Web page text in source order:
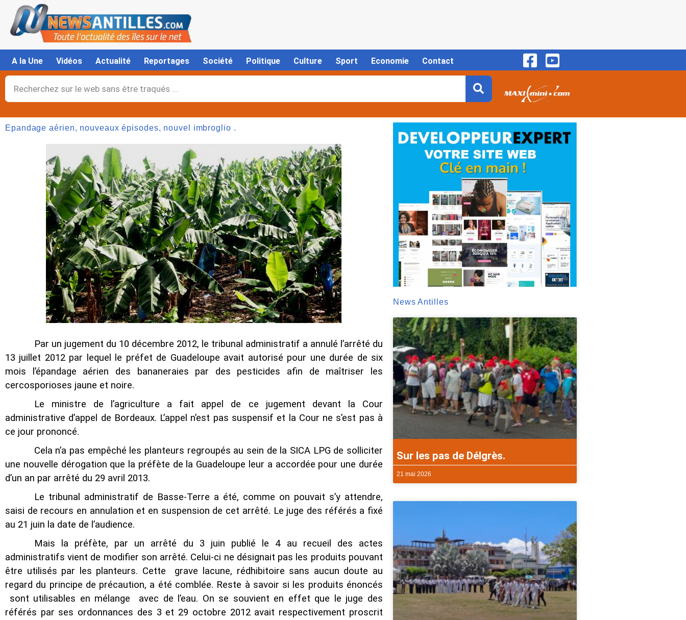
contenu
A la Une Vidéos Actualité Reportages Société Politique Culture Sport Economie Contact
Rechercher
Epandage aérien, nouveaux épisodes, nouvel imbroglio .
Par un jugement du 10 décembre 2012, le tribunal administratif a annulé l’arrêté du
13 juillet 2012 par lequel le préfet de Guadeloupe avait autorisé pour une durée de six
mois l’épandage aérien des bananeraies par des pesticides afin de maîtriser les
cercosporioses jaune et noire.
Le ministre de l’agriculture a fait appel de ce jugement devant la Cour
administrative d’appel de Bordeaux. L’appel n’est pas suspensif et la Cour ne s’est pas à
ce jour prononcé.
Cela n’a pas empêché les planteurs regroupés au sein de la SICA LPG de solliciter
une nouvelle dérogation que la préfète de la Guadeloupe leur a accordée pour une durée
d’un an par arrêté du 29 avril 2013.
Le tribunal administratif de Basse-Terre a été, comme on pouvait s’y attendre,
saisi de recours en annulation et en suspension de cet arrêté. Le juge des référés a fixé
au 21 juin la date de l’audience.
Mais la préfète, par un arrêté du 3 juin publié le 4 au recueil des actes
administratifs vient de modifier son arrêté. Celui-ci ne désignait pas les produits pouvant
être utilisés par les planteurs. Cette grave lacune, rédhibitoire sans aucun doute au
regard du principe de précaution, a été comblée. Reste à savoir si les produits énoncés
sont utilisables en mélange avec de l’eau. On se souvient en effet que le juge des
référés par ses ordonnances des 3 et 29 octobre 2012 avait respectivement proscrit
News Antilles
Sur les pas de Délgrès.
21 mai 2026